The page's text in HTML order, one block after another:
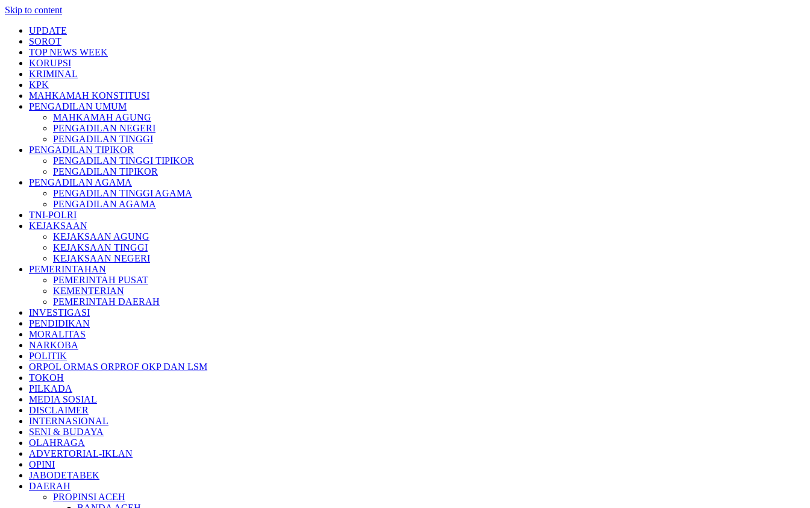
Skip to content
UPDATE
SOROT
TOP NEWS WEEK
KORUPSI
KRIMINAL
KPK
MAHKAMAH KONSTITUSI
PENGADILAN UMUM
MAHKAMAH AGUNG
PENGADILAN NEGERI
PENGADILAN TINGGI
PENGADILAN TIPIKOR
PENGADILAN TINGGI TIPIKOR
PENGADILAN TIPIKOR
PENGADILAN AGAMA
PENGADILAN TINGGI AGAMA
PENGADILAN AGAMA
TNI-POLRI
KEJAKSAAN
KEJAKSAAN AGUNG
KEJAKSAAN TINGGI
KEJAKSAAN NEGERI
PEMERINTAHAN
PEMERINTAH PUSAT
KEMENTERIAN
PEMERINTAH DAERAH
INVESTIGASI
PENDIDIKAN
MORALITAS
NARKOBA
POLITIK
ORPOL ORMAS ORPROF OKP DAN LSM
TOKOH
PILKADA
MEDIA SOSIAL
DISCLAIMER
INTERNASIONAL
SENI & BUDAYA
OLAHRAGA
ADVERTORIAL-IKLAN
OPINI
JABODETABEK
DAERAH
PROPINSI ACEH